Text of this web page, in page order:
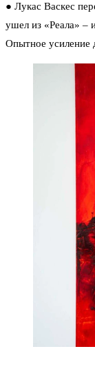
● Лукас Васкес
ушел из «Реала» –
Опытное усиление